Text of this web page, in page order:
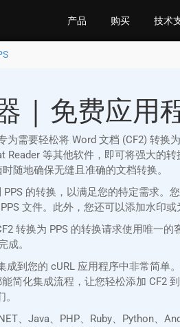
产品 购买 技术
| 免费应用
需要轻松将 Word 文档 (CF2) 转
等其他软件，即可将强大的
随地确保无缝且准确的文档转换。
的转换，以满足您的特定需求
文件。此外，您还可以添加水印
转换为 PPS 的转换请求使用唯一
成。
到您的 cURL 应用程序中非常简单
简化集成流程，让您轻松添加 CF2
、Java、PHP、Ruby、Python、